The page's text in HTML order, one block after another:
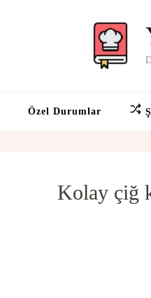
Özel Durumlar
Kolay çiğ